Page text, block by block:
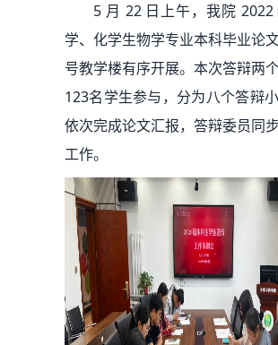
5 月 22 日上午，我院 2022
学、化学生物学专业本科毕业论
号教学楼有序开展。本次答辩两
123名学生参与，分为八个答辩
依次完成论文汇报，答辩委员同
工作。